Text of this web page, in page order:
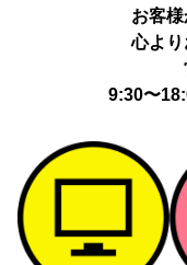
お客
心より
9:30〜